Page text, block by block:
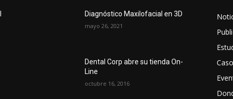
Diagnóstico Maxilofacial en 3D
mayo 26, 2021
Dental Corp abre su tienda On-
Line
octubre 16, 2016